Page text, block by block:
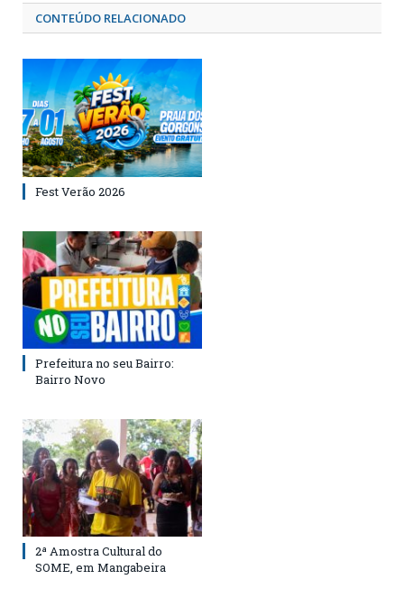
CONTEÚDO RELACIONADO
Fest Verão 2026
Prefeitura no seu Bairro:
Bairro Novo
2ª Amostra Cultural do
SOME, em Mangabeira